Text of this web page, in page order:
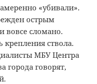
«убивали».
острым
вовсе сломано.
крепления ствола.
МБУ Центра
города говорят,